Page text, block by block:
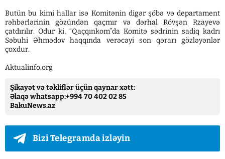
Butün bu kimi hallar isə Komitənin digər şöbə və departament
rəhbərlərinin gözündən qaçmır və dərhal Rövşən Rzayevə
çatdırılır. Odur ki, “Qaçqınkom”da Komitə sədrinin sadiq kadrı
Səbuhi Əhmədov haqqında verəcəyi son qərarı gözləyənlər
çoxdur.
Aktualinfo.org
Şikayət və təkliflər üçün qaynar xətt:
Əlaqə whatsapp:+994 70 402 02 85
BakuNews.az
Bizi Telegramda izləyin